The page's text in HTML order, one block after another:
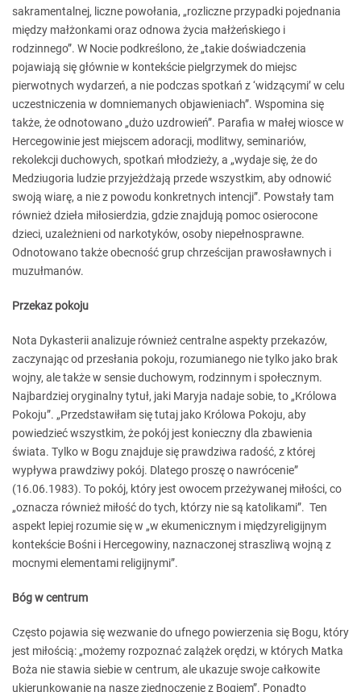
sakramentalnej, liczne powołania, „rozliczne przypadki pojednania
między małżonkami oraz odnowa życia małżeńskiego i
rodzinnego”. W Nocie podkreślono, że „takie doświadczenia
pojawiają się głównie w kontekście pielgrzymek do miejsc
pierwotnych wydarzeń, a nie podczas spotkań z ‘widzącymi’ w celu
uczestniczenia w domniemanych objawieniach”. Wspomina się
także, że odnotowano „dużo uzdrowień”. Parafia w małej wiosce w
Hercegowinie jest miejscem adoracji, modlitwy, seminariów,
rekolekcji duchowych, spotkań młodzieży, a „wydaje się, że do
Medziugoria ludzie przyjeżdżają przede wszystkim, aby odnowić
swoją wiarę, a nie z powodu konkretnych intencji”. Powstały tam
również dzieła miłosierdzia, gdzie znajdują pomoc osierocone
dzieci, uzależnieni od narkotyków, osoby niepełnosprawne.
Odnotowano także obecność grup chrześcijan prawosławnych i
muzułmanów.
Przekaz pokoju
Nota Dykasterii analizuje również centralne aspekty przekazów,
zaczynając od przesłania pokoju, rozumianego nie tylko jako brak
wojny, ale także w sensie duchowym, rodzinnym i społecznym.
Najbardziej oryginalny tytuł, jaki Maryja nadaje sobie, to „Królowa
Pokoju”. „Przedstawiłam się tutaj jako Królowa Pokoju, aby
powiedzieć wszystkim, że pokój jest konieczny dla zbawienia
świata. Tylko w Bogu znajduje się prawdziwa radość, z której
wypływa prawdziwy pokój. Dlatego proszę o nawrócenie”
(16.06.1983). To pokój, który jest owocem przeżywanej miłości, co
„oznacza również miłość do tych, którzy nie są katolikami”. Ten
aspekt lepiej rozumie się w „w ekumenicznym i międzyreligijnym
kontekście Bośni i Hercegowiny, naznaczonej straszliwą wojną z
mocnymi elementami religijnymi”.
Bóg w centrum
Często pojawia się wezwanie do ufnego powierzenia się Bogu, który
jest miłością: „możemy rozpoznać zalążek orędzi, w których Matka
Boża nie stawia siebie w centrum, ale ukazuje swoje całkowite
ukierunkowanie na nasze zjednoczenie z Bogiem”. Ponadto